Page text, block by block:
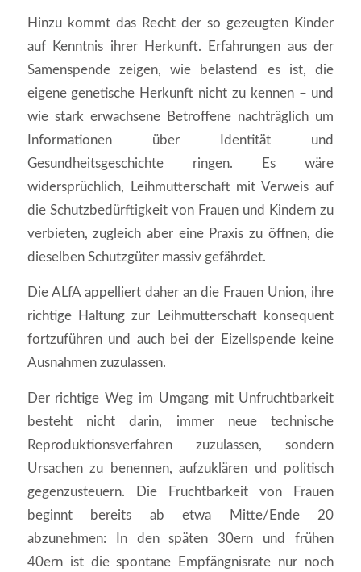
Hinzu kommt das Recht der so gezeugten Kinder
auf Kenntnis ihrer Herkunft. Erfahrungen aus der
Samenspende zeigen, wie belastend es ist, die
eigene genetische Herkunft nicht zu kennen – und
wie stark erwachsene Betroffene nachträglich um
Informationen über Identität und
Gesundheitsgeschichte ringen. Es wäre
widersprüchlich, Leihmutterschaft mit Verweis auf
die Schutzbedürftigkeit von Frauen und Kindern zu
verbieten, zugleich aber eine Praxis zu öffnen, die
dieselben Schutzgüter massiv gefährdet.
Die ALfA appelliert daher an die Frauen Union, ihre
richtige Haltung zur Leihmutterschaft konsequent
fortzuführen und auch bei der Eizellspende keine
Ausnahmen zuzulassen.
Der richtige Weg im Umgang mit Unfruchtbarkeit
besteht nicht darin, immer neue technische
Reproduktionsverfahren zuzulassen, sondern
Ursachen zu benennen, aufzuklären und politisch
gegenzusteuern. Die Fruchtbarkeit von Frauen
beginnt bereits ab etwa Mitte/Ende 20
abzunehmen: In den späten 30ern und frühen
40ern ist die spontane Empfängnisrate nur noch